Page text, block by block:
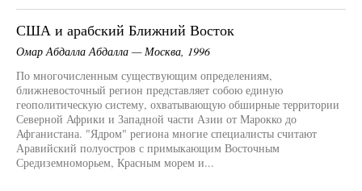
США и арабский Ближний Восток
Омар Абдалла Абдалла — Москва, 1996
По многочисленным существующим определениям,
ближневосточный регион представляет собою единую
геополитическую систему, охватывающую обширные территории
Северной Африки и Западной части Азии от Марокко до
Афганистана. "Ядром" региона многие специалисты считают
Аравийский полуостров с примыкающим Восточным
Средиземноморьем, Красным морем и...